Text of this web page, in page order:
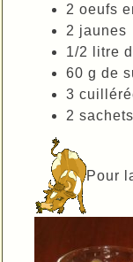
2 oeufs
2 jaunes
1/2 litre
60 g de
3
2
Pour